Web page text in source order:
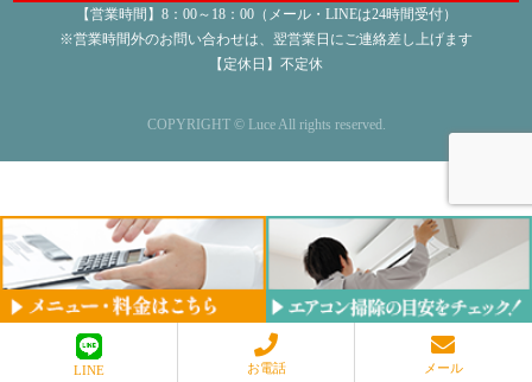
【営業時間】8：00～18：00（メール・LINEは24時間受付）
※営業時間外のお問い合わせは、翌営業日にご連絡差し上げます
【定休日】不定休
COPYRIGHT © Luce All rights reserved.
LINE お電話 メール